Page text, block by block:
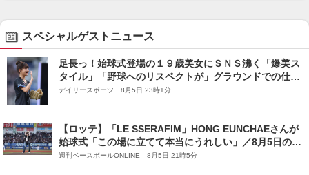
スペシャルゲストニュース
足長っ！始球式登場の１９歳美女にＳＮＳ沸く「爆美ス
タイル」「野球へのリスペクトが」グラウンドでの仕草
にも反響
デイリースポーツ 8月5日 23時1分
【ロッテ】「LE SSERAFIM」HONG EUNCHAEさんが
始球式「この場に立てて本当にうれしい」／8月5日の西
武戦（ZOZOマリン）
週刊ベースボールONLINE 8月5日 21時5分